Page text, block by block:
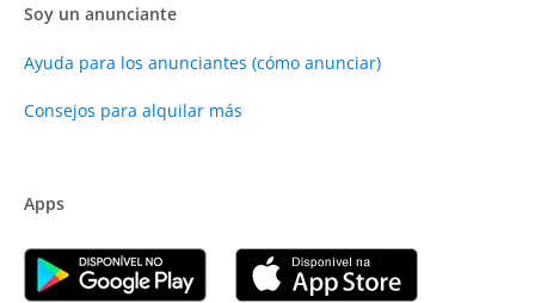
Soy un anunciante
Ayuda para los anunciantes (cómo anunciar)
Consejos para alquilar más
Apps